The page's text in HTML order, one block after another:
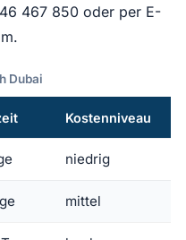
467 850 oder per E-
Dubai
Kostenniveau
niedrig
mittel